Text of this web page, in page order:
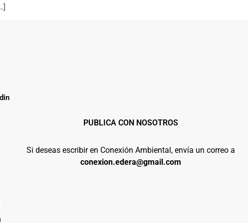
PUBLICA CON NOSOTROS
Si deseas escribir en Conexión Ambiental, envía un correo a
conexion.edera@gmail.com